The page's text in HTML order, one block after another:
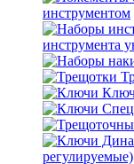
инструментом
инструмента